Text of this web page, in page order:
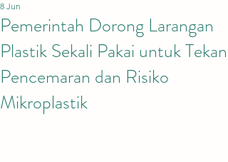
Pemerintah Dorong Larangan
Plastik Sekali Pakai untuk Tekan
Pencemaran dan Risiko
Mikroplastik
8 Jun